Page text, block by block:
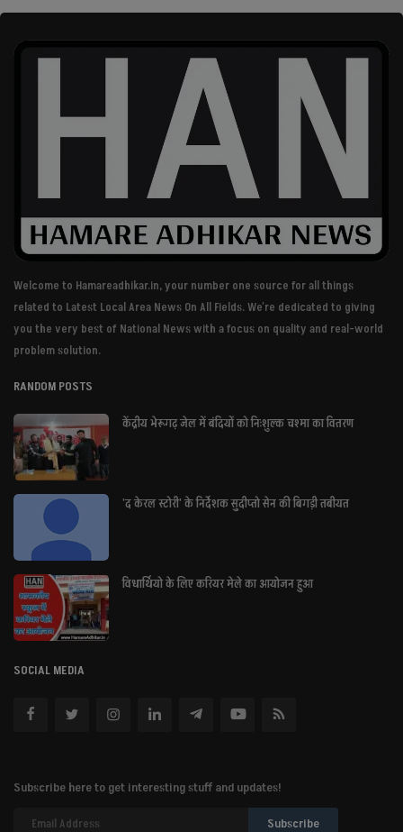
Welcome to Hamareadhikar.in, your number one source for all things
related to Latest Local Area News On All Fields. We're dedicated to giving
you the very best of National News with a focus on quality and real-world
problem solution.
RANDOM POSTS
केंद्रीय भेरूगढ़ जेल में बंदियों को निःशुल्क चश्मा का वितरण
'द केरल स्टोरी' के निर्देशक सुदीप्तो सेन की बिगड़ी तबीयत
विधार्थियो के लिए करियर मेले का आयोजन हुआ
SOCIAL MEDIA
Subscribe here to get interesting stuff and updates!
Subscribe